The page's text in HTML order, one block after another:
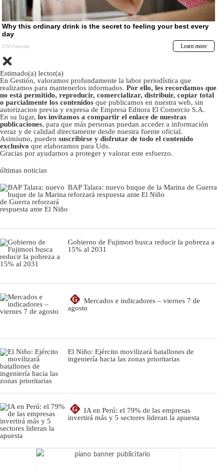
Estimado(a) lector(a)
En Gestión, valoramos profundamente la labor periodística que
realizamos para mantenerlos informados. Por ello, les recordamos que
no está permitido, reproducir, comercializar, distribuir, copiar total
o parcialmente los contenidos que publicamos en nuestra web, sin
autorizacion previa y expresa de Empresa Editora El Comercio S.A.
En su lugar, los invitamos a compartir el enlace de nuestras
publicaciones, para que más personas puedan acceder a información
veraz y de calidad directamente desde nuestra fuente oficial.
Asimismo, pueden suscribirse y disfrutar de todo el contenido
exclusivo que elaboramos para Uds.
Gracias por ayudarnos a proteger y valorar este esfuerzo.
últimas noticias
BAP Talara: nuevo buque de la Marina de Guerra
reforzará respuesta ante El Niño
Gobierno de Fujimori busca reducir la pobreza a
15% al 2031
G
Mercados e indicadores – viernes 7 de
agosto
El Niño: Ejército movilizará batallones de
ingeniería hacia las zonas prioritarias
G
IA en Perú: el 79% de las empresas
invertirá más y 5 sectores lideran la apuesta